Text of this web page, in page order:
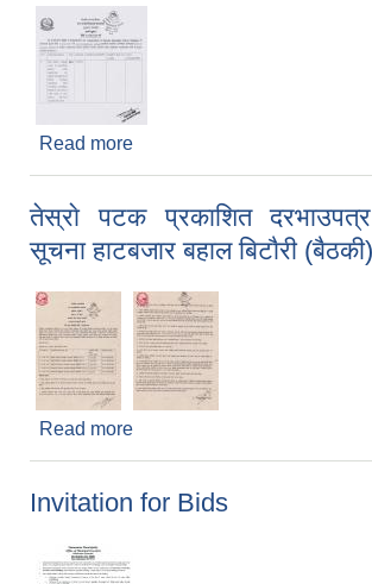
Read more
तेस्राे पटक प्रकाशित
सूचना हाटबजार बहाल बिटाैरी (बैठकी)
Read more
Invitation for Bids